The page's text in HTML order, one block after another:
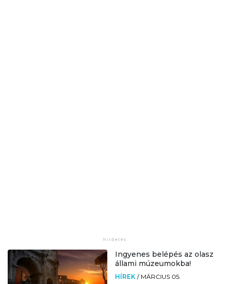
Ingyenes belépés az olasz
állami múzeumokba!
HÍREK / MÁRCIUS 05.